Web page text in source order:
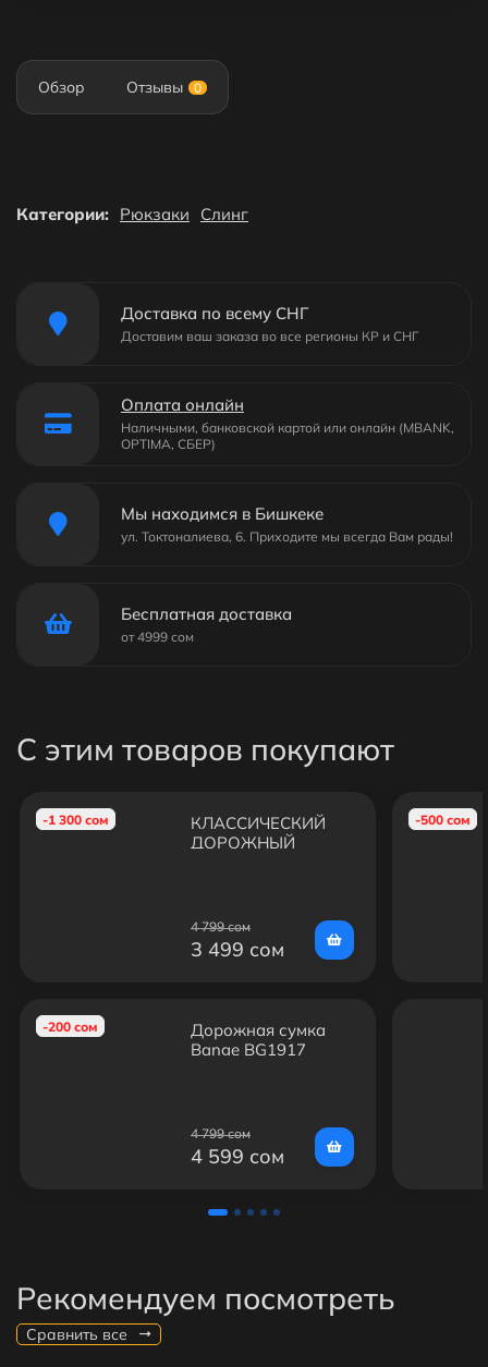
Обзор Отзывы 0
Категории: Рюкзаки Слинг
Доставка по всему СНГ
Доставим ваш заказа во все регионы КР и СНГ
Оплата онлайн
Наличными, банковской картой или онлайн (MBANK,
OPTIMA, СБЕР)
Мы находимся в Бишкеке
ул. Токтоналиева, 6. Приходите мы всегда Вам рады!
Бесплатная доставка
от 4999 сом
С этим товаров покупают
-1 300 сом
КЛАССИЧЕСКИЙ
ДОРОЖНЫЙ
4 799 сом
3 499 сом
-200 сом
Дорожная сумка
Bange BG1917
4 799 сом
4 599 сом
-500 сом
Рекомендуем посмотреть
Сравнить все